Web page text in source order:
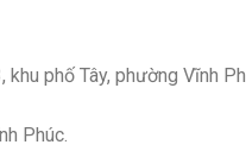
phố Tây, phường Vĩnh
Phúc.